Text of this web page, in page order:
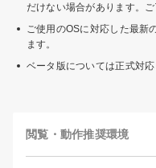
だけない場合があります。ご
ご使用のOSに対応した最新
ます。
ベータ版については正式対応
閲覧・動作推奨環境